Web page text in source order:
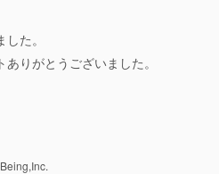
た。
りがとうございました。